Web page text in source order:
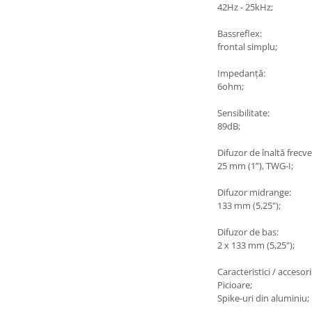
42Hz - 25kHz;
Bassreflex:
frontal simplu;
Impedanță:
6ohm;
Sensibilitate:
89dB;
Difuzor de înaltă
25 mm (1”), TWG-I;
Difuzor midrange:
133 mm (5,25");
Difuzor de bas:
2 x 133 mm (5,25");
Caracteristici /
Picioare;
Spike-uri din aluminiu;